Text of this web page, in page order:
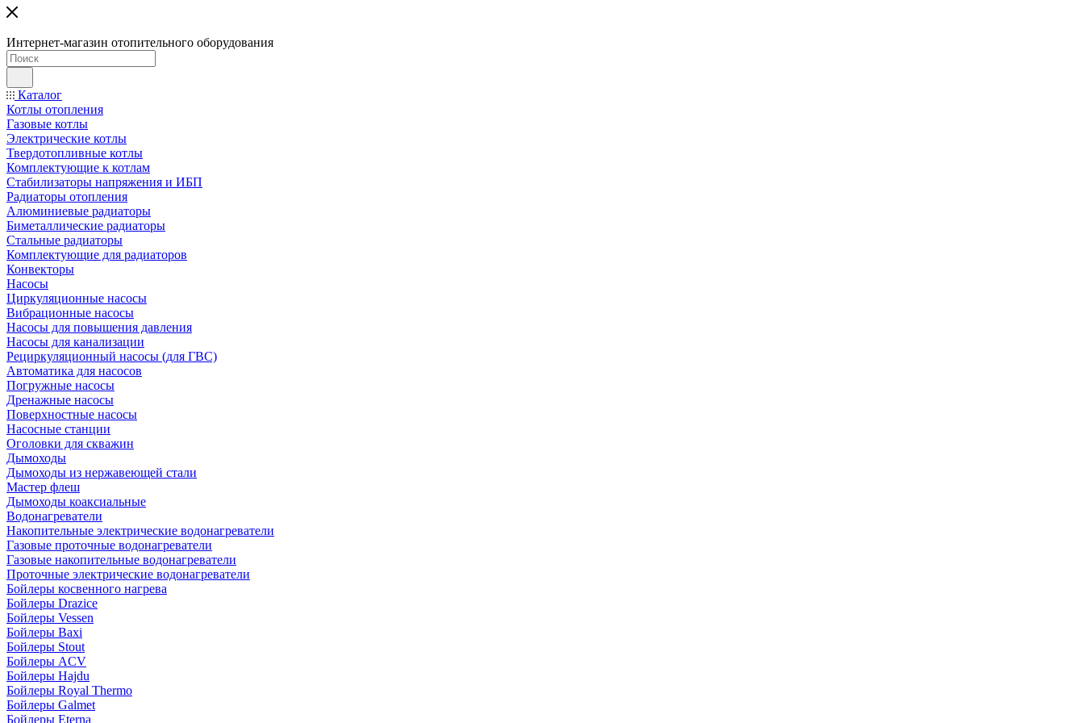
Интернет-магазин отопительного оборудования
Каталог
Котлы отопления
Газовые котлы
Электрические котлы
Твердотопливные котлы
Комплектующие к котлам
Стабилизаторы напряжения и ИБП
Радиаторы отопления
Алюминиевые радиаторы
Биметаллические радиаторы
Стальные радиаторы
Комплектующие для радиаторов
Конвекторы
Насосы
Циркуляционные насосы
Вибрационные насосы
Насосы для повышения давления
Насосы для канализации
Рециркуляционный насосы (для ГВС)
Автоматика для насосов
Погружные насосы
Дренажные насосы
Поверхностные насосы
Насосные станции
Оголовки для скважин
Дымоходы
Дымоходы из нержавеющей стали
Мастер флеш
Дымоходы коаксиальные
Водонагреватели
Накопительные электрические водонагреватели
Газовые проточные водонагреватели
Газовые накопительные водонагреватели
Проточные электрические водонагреватели
Бойлеры косвенного нагрева
Бойлеры Drazice
Бойлеры Vessen
Бойлеры Baxi
Бойлеры Stout
Бойлеры ACV
Бойлеры Hajdu
Бойлеры Royal Thermo
Бойлеры Galmet
Бойлеры Eterna